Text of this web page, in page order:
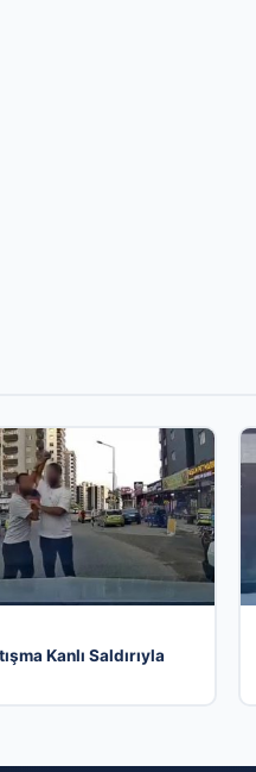
Kanlı Saldırıyla